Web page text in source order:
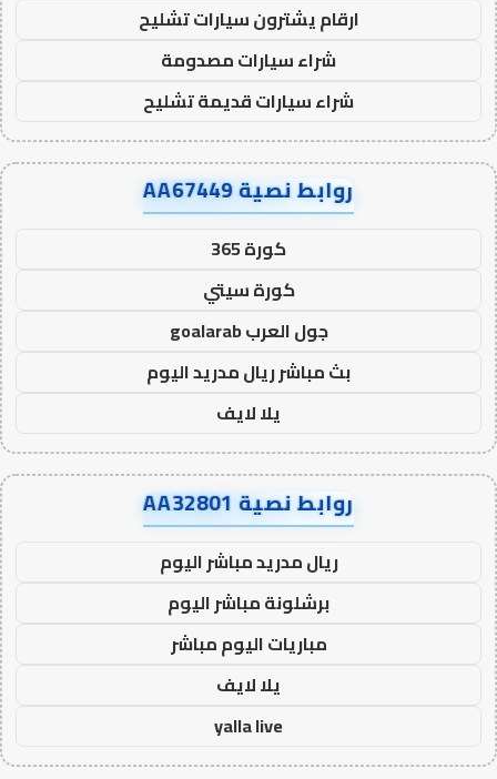
ارقام يشترون سيارات تشليح
شراء سيارات مصدومة
شراء سيارات قديمة تشليح
روابط نصية AA67449
كورة 365
كورة سيتي
جول العرب goalarab
بث مباشر ريال مدريد اليوم
يلا لايف
روابط نصية AA32801
ريال مدريد مباشر اليوم
برشلونة مباشر اليوم
مباريات اليوم مباشر
يلا لايف
yalla live